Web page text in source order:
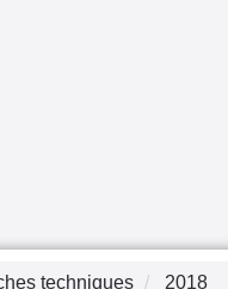
techniques 2018